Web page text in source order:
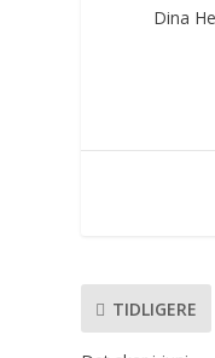
Dina
TIDLIGERE